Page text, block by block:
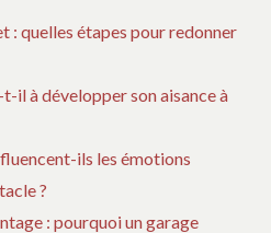
: quelles étapes pour redonner
il à développer son aisance à
ils les émotions
?
: pourquoi un garage